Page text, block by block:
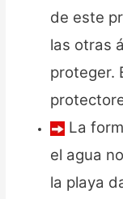
de este
las otras
proteger.
La
el agua
la playa